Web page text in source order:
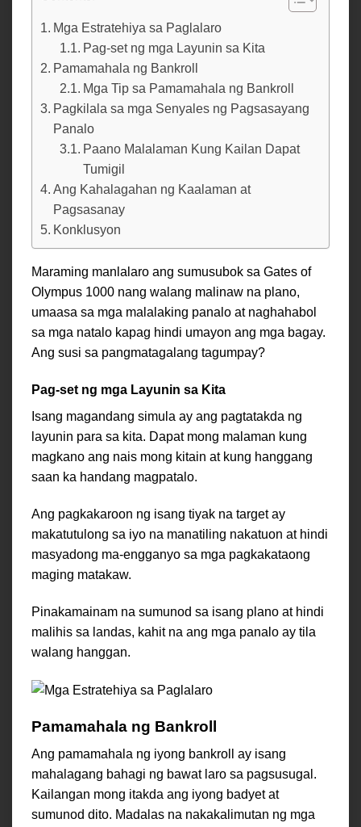
Mga Estratehiya sa Paglalaro
Pag-set ng mga Layunin sa Kita
Pamamahala ng Bankroll
Mga Tip sa Pamamahala ng Bankroll
Pagkilala sa mga Senyales ng Pagsasayang
Panalo
Paano Malalaman Kung Kailan Dapat
Tumigil
Ang Kahalagahan ng Kaalaman at
Pagsasanay
Konklusyon
Maraming manlalaro ang sumusubok sa Gates of
Olympus 1000 nang walang malinaw na plano,
umaasa sa mga malalaking panalo at naghahabol
sa mga natalo kapag hindi umayon ang mga bagay.
Ang susi sa pangmatagalang tagumpay?
Pag-set ng mga Layunin sa Kita
Isang magandang simula ay ang pagtatakda ng
layunin para sa kita. Dapat mong malaman kung
magkano ang nais mong kitain at kung hanggang
saan ka handang magpatalo.
Ang pagkakaroon ng isang tiyak na target ay
makatutulong sa iyo na manatiling nakatuon at hindi
masyadong ma-engganyo sa mga pagkakataong
maging matakaw.
Pinakamainam na sumunod sa isang plano at hindi
malihis sa landas, kahit na ang mga panalo ay tila
walang hanggan.
Pamamahala ng Bankroll
Ang pamamahala ng iyong bankroll ay isang
mahalagang bahagi ng bawat laro sa pagsusugal.
Kailangan mong itakda ang iyong badyet at
sumunod dito. Madalas na nakakalimutan ng mga